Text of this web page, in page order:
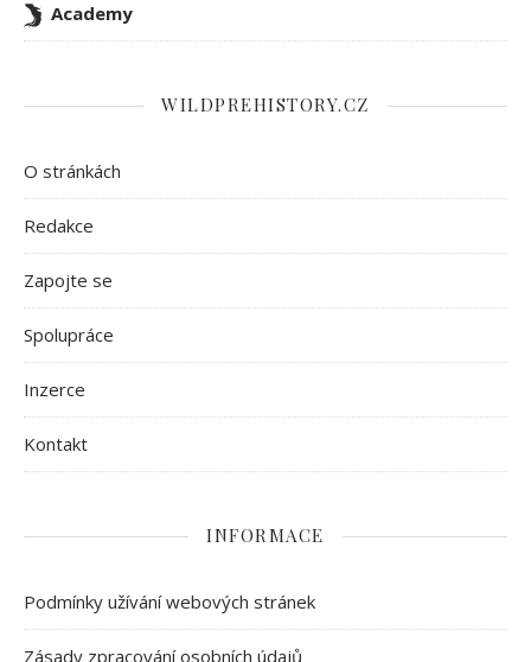
Academy
WILDPREHISTORY.CZ
O stránkách
Redakce
Zapojte se
Spolupráce
Inzerce
Kontakt
INFORMACE
Podmínky užívání webových stránek
Zásady zpracování osobních údajů